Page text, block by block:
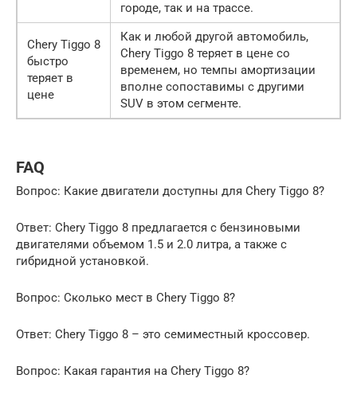
городе, так и на трассе.
Chery Tiggo 8
быстро
теряет в
цене
Как и любой другой автомобиль,
Chery Tiggo 8 теряет в цене со
временем, но темпы амортизации
вполне сопоставимы с другими
SUV в этом сегменте.
FAQ
Вопрос: Какие двигатели доступны для Chery Tiggo 8?
Ответ: Chery Tiggo 8 предлагается с бензиновыми
двигателями объемом 1.5 и 2.0 литра, а также с
гибридной установкой.
Вопрос: Сколько мест в Chery Tiggo 8?
Ответ: Chery Tiggo 8 – это семиместный кроссовер.
Вопрос: Какая гарантия на Chery Tiggo 8?